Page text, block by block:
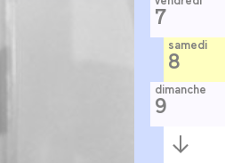
7
samedi
8
dimanche
9
Semaine
suivante